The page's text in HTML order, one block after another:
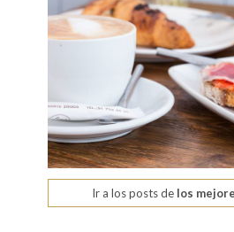
Ir a los posts delos